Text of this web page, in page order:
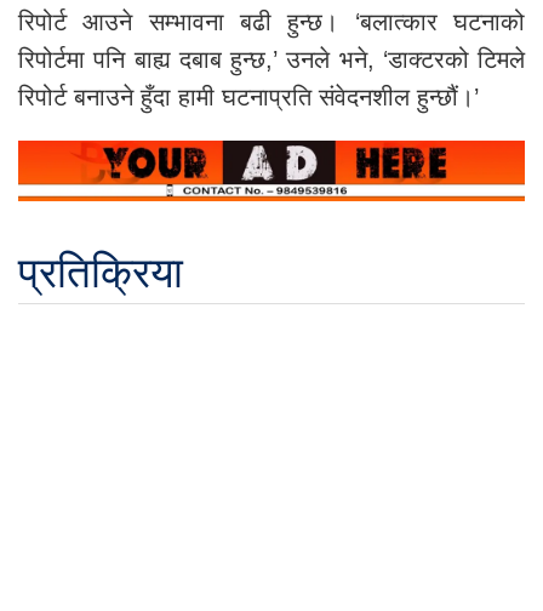
रिपोर्ट आउने सम्भावना बढी हुन्छ। ‘बलात्कार घटनाको
रिपोर्टमा पनि बाह्य दबाब हुन्छ,’ उनले भने, ‘डाक्टरको टिमले
रिपोर्ट बनाउने हुँदा हामी घटनाप्रति संवेदनशील हुन्छौं।’
प्रतिक्रिया